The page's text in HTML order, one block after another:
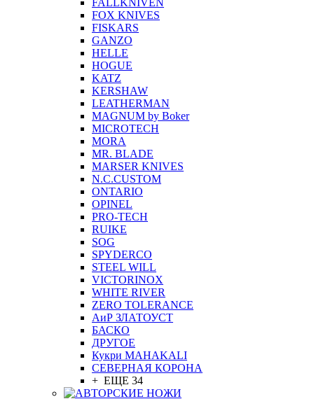
FALLKNIVEN
FOX KNIVES
FISKARS
GANZO
HELLE
HOGUE
KATZ
KERSHAW
LEATHERMAN
MAGNUM by Boker
MICROTECH
MORA
MR. BLADE
MARSER KNIVES
N.C.CUSTOM
ONTARIO
OPINEL
PRO-TECH
RUIKE
SOG
SPYDERCO
STEEL WILL
VICTORINOX
WHITE RIVER
ZERO TOLERANCE
АиР ЗЛАТОУСТ
БАСКО
ДРУГОЕ
Кукри MAHAKALI
СЕВЕРНАЯ КОРОНА
+ ЕЩЕ 34